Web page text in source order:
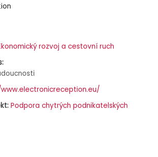
rozvoj a cestovní ruch
Podpora chytrých podnikatelských